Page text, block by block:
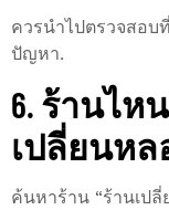
ควรนำไปตรวจสอบ
ปัญหา.
6. ร้านไห
เปลี่ยนหล
ค้นหาร้าน “ร้านเป